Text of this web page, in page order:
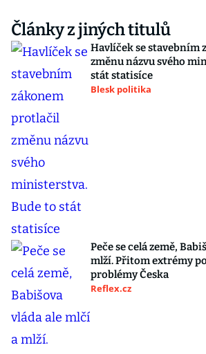
Články z jiných titulů
Havlíček se stavebním
změnu názvu svého
stát statisíce
Blesk politika
Peče se celá země,
mlží. Přitom extrémy
problémy Česka
Reflex.cz